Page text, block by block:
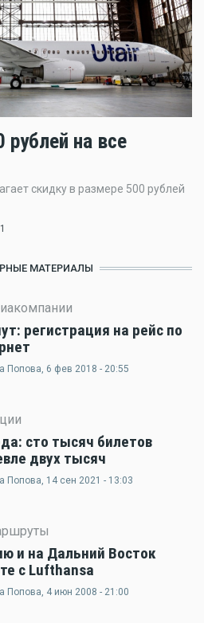
рублей на все
скидку в размере 500 рублей
МАТЕРИАЛЫ
регистрация на рейс по
Попова, 6 фев 2018 - 20:55
сто тысяч билетов
двух тысяч
Попова, 14 сен 2021 - 13:03
и на Дальний Восток
с Lufthansa
Попова, 4 июн 2008 - 21:00